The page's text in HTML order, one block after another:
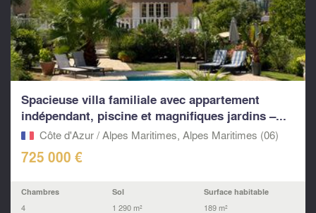
Spacieuse villa familiale avec appartement
indépendant, piscine et magnifiques jardins –...
Côte d'Azur / Alpes Maritimes, Alpes Maritimes (06)
725 000 €
Chambres
4
Sol
1 290 m²
Surface habitable
189 m²